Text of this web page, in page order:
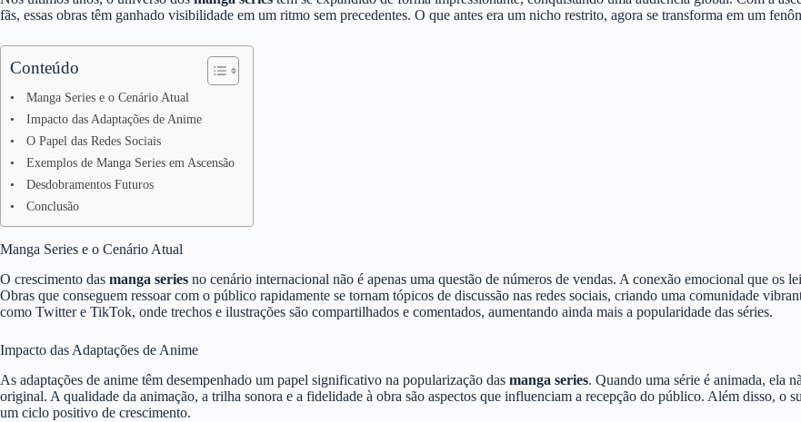
fãs, essas obras têm ganhado visibilidade em um ritmo sem precedentes. O que antes era um nicho restrito, agora se transforma em um
Conteúdo
Manga Series e o Cenário Atual
Impacto das Adaptações de Anime
O Papel das Redes Sociais
Exemplos de Manga Series em Ascensão
Desdobramentos Futuros
Conclusão
Manga Series e o Cenário Atual
O crescimento das manga series no cenário internacional não é apenas uma questão de números de vendas. A conexão emocional que os
Obras que conseguem ressoar com o público rapidamente se tornam tópicos de discussão nas redes sociais, criando uma comunidade
como Twitter e TikTok, onde trechos e ilustrações são compartilhados e comentados, aumentando ainda mais a popularidade das séries.
Impacto das Adaptações de Anime
As adaptações de anime têm desempenhado um papel significativo na popularização das manga series. Quando uma série é animada, ela
original. A qualidade da animação, a trilha sonora e a fidelidade à obra são aspectos que influenciam a recepção do público. Além disso, o
um ciclo positivo de crescimento.